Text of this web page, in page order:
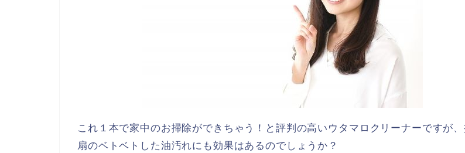
これ１本で家中のお掃除ができちゃう！と評判の高いウタマロクリーナーですが
扇のベトベトした油汚れにも効果はあるのでしょうか？